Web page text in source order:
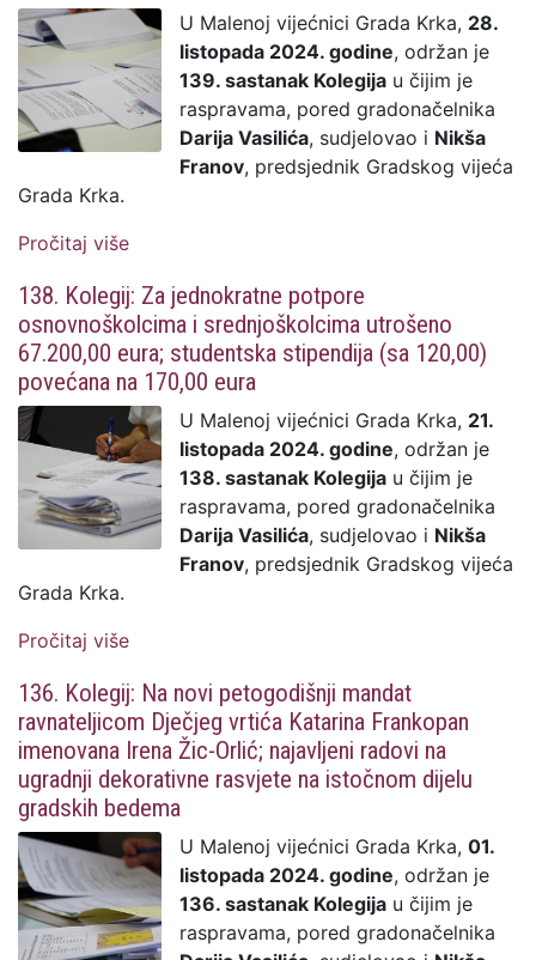
U Malenoj vijećnici Grada Krka, 28.
listopada 2024. godine, održan je
139. sastanak Kolegija u čijim je
raspravama, pored gradonačelnika
Darija Vasilića, sudjelovao i Nikša
Franov, predsjednik Gradskog vijeća
Grada Krka.
Pročitaj više
uspjeha, a desetero temeljem kriterija
definiranih Odlukom o deficitarnim
zanimanjima
138. Kolegij: Za jednokratne potpore
osnovnoškolcima i srednjoškolcima utrošeno
67.200,00 eura; studentska stipendija (sa 120,00)
povećana na 170,00 eura
U Malenoj vijećnici Grada Krka, 21.
listopada 2024. godine, održan je
138. sastanak Kolegija u čijim je
raspravama, pored gradonačelnika
Darija Vasilića, sudjelovao i Nikša
Franov, predsjednik Gradskog vijeća
Grada Krka.
Pročitaj više
utrošeno 67.200,00 eura; studentska
stipendija (sa 120,00) povećana na 170,00
eura
136. Kolegij: Na novi petogodišnji mandat
ravnateljicom Dječjeg vrtića Katarina Frankopan
imenovana Irena Žic-Orlić; najavljeni radovi na
ugradnji dekorativne rasvjete na istočnom dijelu
gradskih bedema
U Malenoj vijećnici Grada Krka, 01.
listopada 2024. godine, održan je
136. sastanak Kolegija u čijim je
raspravama, pored gradonačelnika